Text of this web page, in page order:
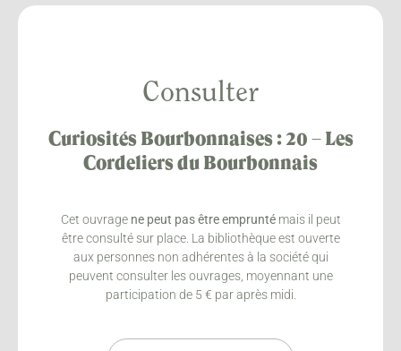
Consulter
Curiosités Bourbonnaises : 20 – Les
Cordeliers du Bourbonnais
Cet ouvrage ne peut pas être empruntémais il peut
être consulté sur place. La bibliothèque est ouverte
aux personnes non adhérentes à la société qui
peuvent consulter les ouvrages, moyennant une
participation de 5 € par après midi.